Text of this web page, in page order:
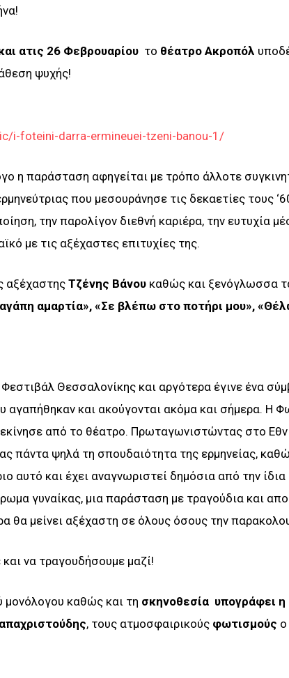
ατις 26 Φεβρουαρίου το θέατρο Ακροπόλ
ψυχής!
i-foteini-darra-ermineuei-tzeni-banou-1/
η παράσταση αφηγείται με τρόπο άλλοτε
που μεσουράνησε τις δεκαετίες τους
την παρολίγον διεθνή καριέρα, την ευτυχία
με τις αξέχαστες επιτυχίες της.
αξέχαστης Τζένης Βάνου καθώς και ξενόγλωσσα
αγάπη αμαρτία», «Σε βλέπω στο ποτήρι μου»,
Θεσσαλονίκης και αργότερα έγινε ένα
αγαπήθηκαν και ακούγονται ακόμα και σήμερα. Η
από το θέατρο. Πρωταγωνιστώντας στο
πάντα ψηλά τη σπουδαιότητα της ερμηνείας,
αυτό και έχει αναγνωριστεί δημόσια από την
γυναίκας, μια παράσταση με τραγούδια και
θα μείνει αξέχαστη σε όλους όσους την
να τραγουδήσουμε μαζί!
μονόλογου καθώς και τη σκηνοθεσία υπογράφει η
, τους ατμοσφαιρικούς φωτισμούς ο